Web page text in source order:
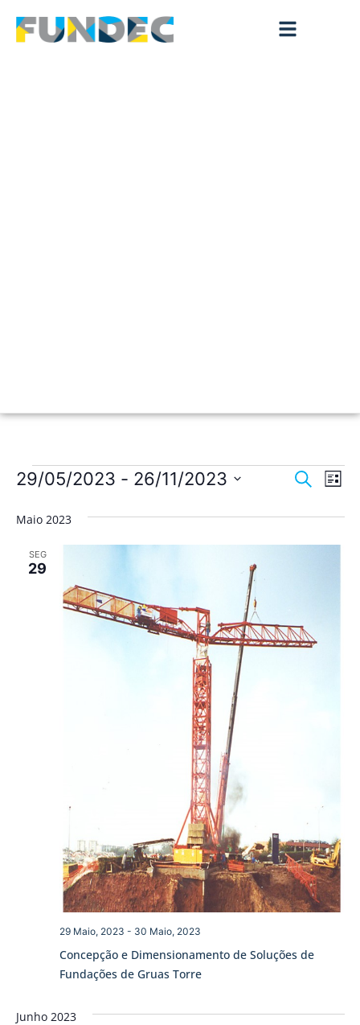
de
de
Pesquisar
de
Lista
29/05/2023 - 26/11/2023
data.
Maio 2023
SEG
29
Concepção e Dimensionamento de Soluções de
Fundações de Gruas Torre
29 Maio, 2023 - 30 Maio, 2023
Junho 2023